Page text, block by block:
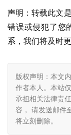
声明：转载此文
错误或侵犯了您
系，我们将及时
版权声明：本文
作者本人。本站
承担相关法律责
容， 请发送邮件
将立刻删除。